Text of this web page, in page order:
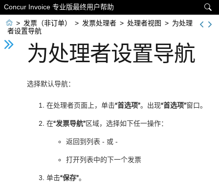

Concur Invoice 专业版最终用户帮助
 > 发票（非订单） > 发票处理者 > 处理者视图 > 为处理
者设置导航
为处理者设置导航
选择默认导航：
在处理者页面上，单击“首选项”。出现“首选项”窗口。
在“发票导航”区域，选择如下任一操作：
返回到列表 - 或 -
打开列表中的下一个发票
单击“保存”。